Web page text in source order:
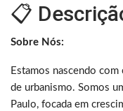
📋
Sobre Nós:
Estamos nascendo
de urbanismo. Somos
Paulo, focada em